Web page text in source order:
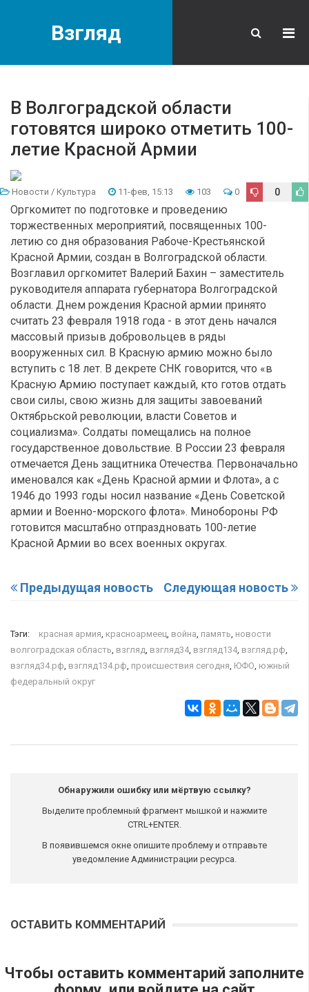
Взгляд
В Волгоградской области
готовятся широко отметить 100-
летие Красной Армии
Новости / Культура 11-фев, 15:13 103 0 0
Оргкомитет по подготовке и проведению
торжественных мероприятий, посвященных 100-
летию со дня образования Рабоче-Крестьянской
Красной Армии, создан в Волгоградской области.
Возглавил оргкомитет Валерий Бахин – заместитель
руководителя аппарата губернатора Волгоградской
области. Днем рождения Красной армии принято
считать 23 февраля 1918 года - в этот день начался
массовый призыв добровольцев в ряды
вооруженных сил. В Красную армию можно было
вступить с 18 лет. В декрете СНК говорится, что «в
Красную Армию поступает каждый, кто готов отдать
свои силы, свою жизнь для защиты завоеваний
Октябрьской революции, власти Советов и
социализма». Солдаты помещались на полное
государственное довольствие. В России 23 февраля
отмечается День защитника Отечества. Первоначально
именовался как «День Красной армии и Флота», а с
1946 до 1993 годы носил название «День Советской
армии и Военно-морского флота». Минобороны РФ
готовится масштабно отпраздновать 100-летие
Красной Армии во всех военных округах.
Предыдущая новость Следующая новость
Тэги: красная армия, красноармеец, война, память, новости
волгоградская область, взгляд, взгляд34, взгляд134, взгляд.рф,
взгляд34.рф, взгляд134.рф, происшествия сегодня, ЮФО, южный
федеральный округ
Обнаружили ошибку или мёртвую ссылку?
Выделите проблемный фрагмент мышкой и нажмите
CTRL+ENTER.
В появившемся окне опишите проблему и отправьте
уведомление Администрации ресурса.
ОСТАВИТЬ КОММЕНТАРИЙ
Чтобы оставить комментарий заполните